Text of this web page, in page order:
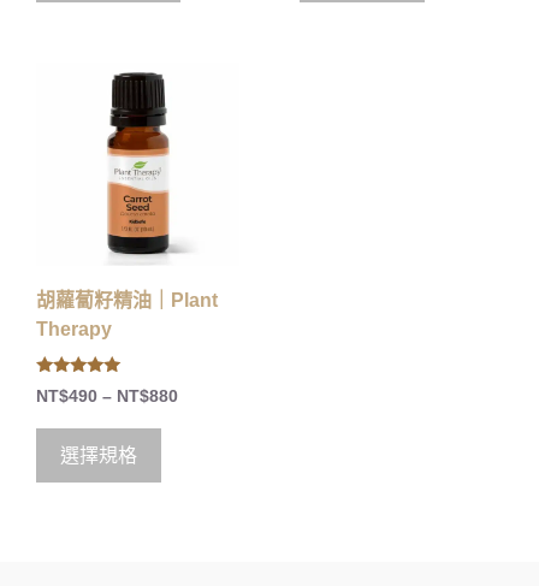
胡蘿蔔籽精油｜Plant
Therapy
5.00
out of 5
NT$490 – NT$880
選擇規格